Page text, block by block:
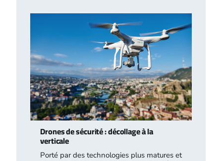
Drones de sécurité : décollage à la
verticale
Porté par des technologies plus matures et